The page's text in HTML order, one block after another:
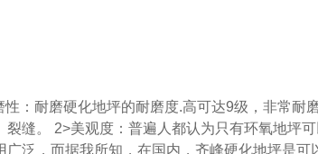
性：耐磨硬化地坪的耐磨度.高可达9级，非常
裂缝。 2>美观度：普遍人都认为只有环氧地坪
广泛，而据我所知，在国内，齐峰硬化地坪是